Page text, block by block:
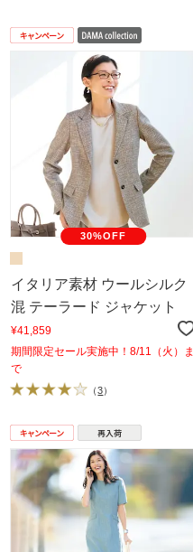
30%OFF
イタリア素材 ウールシルク
混 テーラード ジャケット
¥41,859
期間限定セール実施中！8/11（火）ま
で
（3）